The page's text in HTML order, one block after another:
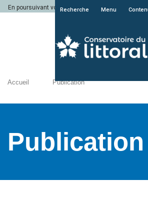
En poursuivant votre navigation sur le site du
Recherche Menu
Accueil Publication
Publication